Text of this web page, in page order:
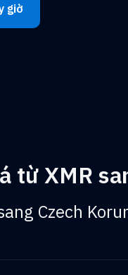
giờ
từ XMR
Czech